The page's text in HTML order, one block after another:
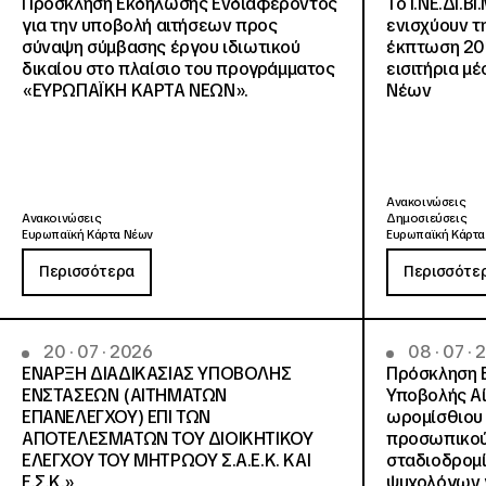
για την υποβολή αιτήσεων προς
σύναψη σύμβασης έργου ιδιωτικού
δικαίου στο πλαίσιο του προγράμματος
«ΕΥΡΩΠΑΪΚΗ ΚΑΡΤΑ ΝΕΩΝ».
Ανακοινώσεις
Ευρωπαϊκή Κάρτα Νέων
Περισσότερα
ενισχύουν
έκπτωση
εισιτήρια
Νέων
Ανακοινώσεις
Δημοσιεύσεις
Ευρωπαϊκή
20 · 07 · 2026
ΕΝΑΡΞΗ ΔΙΑΔΙΚΑΣΙΑΣ ΥΠΟΒΟΛΗΣ
ΕΝΣΤΑΣΕΩΝ (ΑΙΤΗΜΑΤΩΝ
ΕΠΑΝΕΛΕΓΧΟΥ) ΕΠΙ ΤΩΝ
ΑΠΟΤΕΛΕΣΜΑΤΩΝ ΤΟΥ ΔΙΟΙΚΗΤΙΚΟΥ
ΕΛΕΓΧΟΥ ΤΟΥ ΜΗΤΡΩΟΥ Σ.Α.Ε.Κ. ΚΑΙ
08 · 07 ·
Πρόσκληση
Υποβολής
ωρομίσθιου